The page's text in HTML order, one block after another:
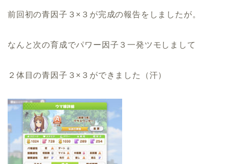
前回初の青因子３×３が完成の報告をしましたが。
なんと次の育成でパワー因子３一発ツモしまして
２体目の青因子３×３ができました（汗）